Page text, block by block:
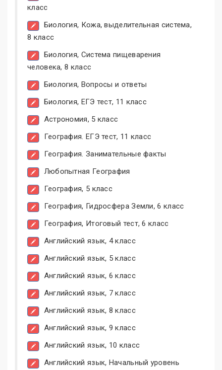
класс
Биология, Кожа, выделительная система,
8 класс
Биология, Система пищеварения
человека, 8 класс
Биология, Вопросы и ответы
Биология, ЕГЭ тест, 11 класс
Астрономия, 5 класс
География. ЕГЭ тест, 11 класс
География. Занимательные факты
Любопытная География
География, 5 класс
География, Гидросфера Земли, 6 класс
География, Итоговый тест, 6 класс
Английский язык, 4 класс
Английский язык, 5 класс
Английский язык, 6 класс
Английский язык, 7 класс
Английский язык, 8 класс
Английский язык, 9 класс
Английский язык, 10 класс
Английский язык, Начальный уровень